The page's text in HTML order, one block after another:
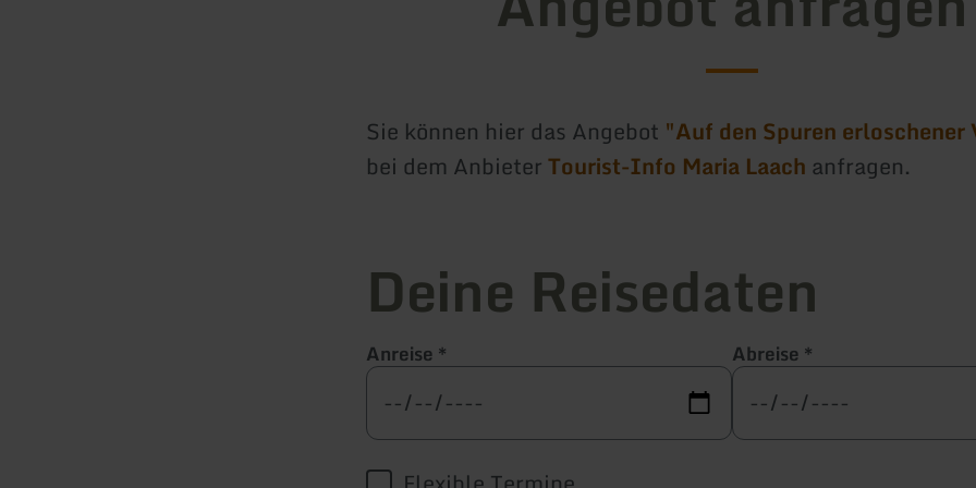
Sie können hier das Angebot "Auf den Spuren erloschener
bei dem AnbieterTourist-Info Maria Laach anfragen.
Deine Reisedaten
Anreise * Abreise *